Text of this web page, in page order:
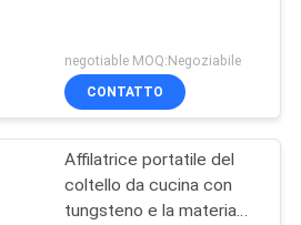
negotiable MOQ:Negoziabile
CONTATTO
Affilatrice portatile del
coltello da cucina con
tungsteno e la materia